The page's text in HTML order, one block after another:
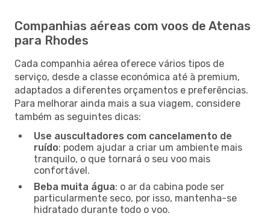
Companhias aéreas com voos de Atenas
para Rhodes
Cada companhia aérea oferece vários tipos de
serviço, desde a classe económica até à premium,
adaptados a diferentes orçamentos e preferências.
Para melhorar ainda mais a sua viagem, considere
também as seguintes dicas:
Use auscultadores com cancelamento de
ruído: podem ajudar a criar um ambiente mais
tranquilo, o que tornará o seu voo mais
confortável.
Beba muita água: o ar da cabina pode ser
particularmente seco, por isso, mantenha-se
hidratado durante todo o voo.